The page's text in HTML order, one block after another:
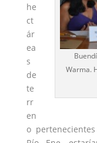
Warma.
he
ct
ár
ea
s
de
te
rr
en
o